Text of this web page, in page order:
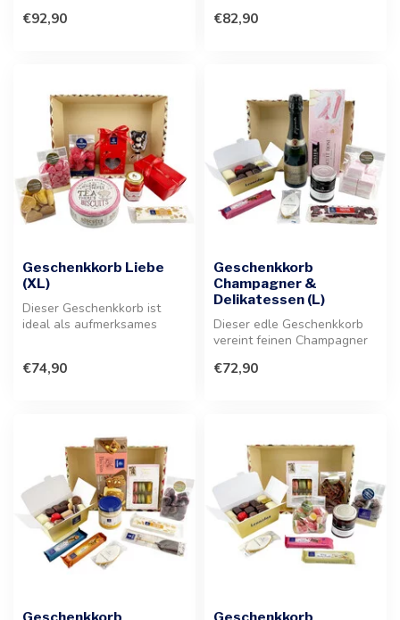
und feine Lec...
€92,90
Pralinen, fei...
€82,90
Geschenkkorb Liebe
(XL)
Dieser Geschenkkorb ist
ideal als aufmerksames
€74,90
Geschenkkorb
Champagner &
Delikatessen (L)
Dieser edle Geschenkkorb
vereint feinen Champagner
a...
€72,90